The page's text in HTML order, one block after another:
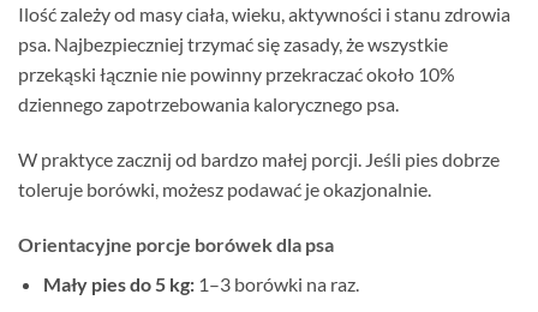
Ilość zależy od masy ciała, wieku, aktywności i stanu zdrowia
psa. Najbezpieczniej trzymać się zasady, że wszystkie
przekąski łącznie nie powinny przekraczać około 10%
dziennego zapotrzebowania kalorycznego psa.
W praktyce zacznij od bardzo małej porcji. Jeśli pies dobrze
toleruje borówki, możesz podawać je okazjonalnie.
Orientacyjne porcje borówek dla psa
Mały pies do 5 kg:1–3 borówki na raz.